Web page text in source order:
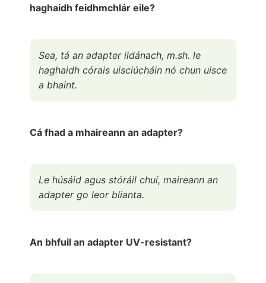
haghaidh feidhmchlár eile?
Sea, tá an adapter ildánach, m.sh. le
haghaidh córais uisciúcháin nó chun uisce
a bhaint.
Cá fhad a mhaireann an adapter?
Le húsáid agus stóráil chuí, maireann an
adapter go leor blianta.
An bhfuil an adapter UV-resistant?